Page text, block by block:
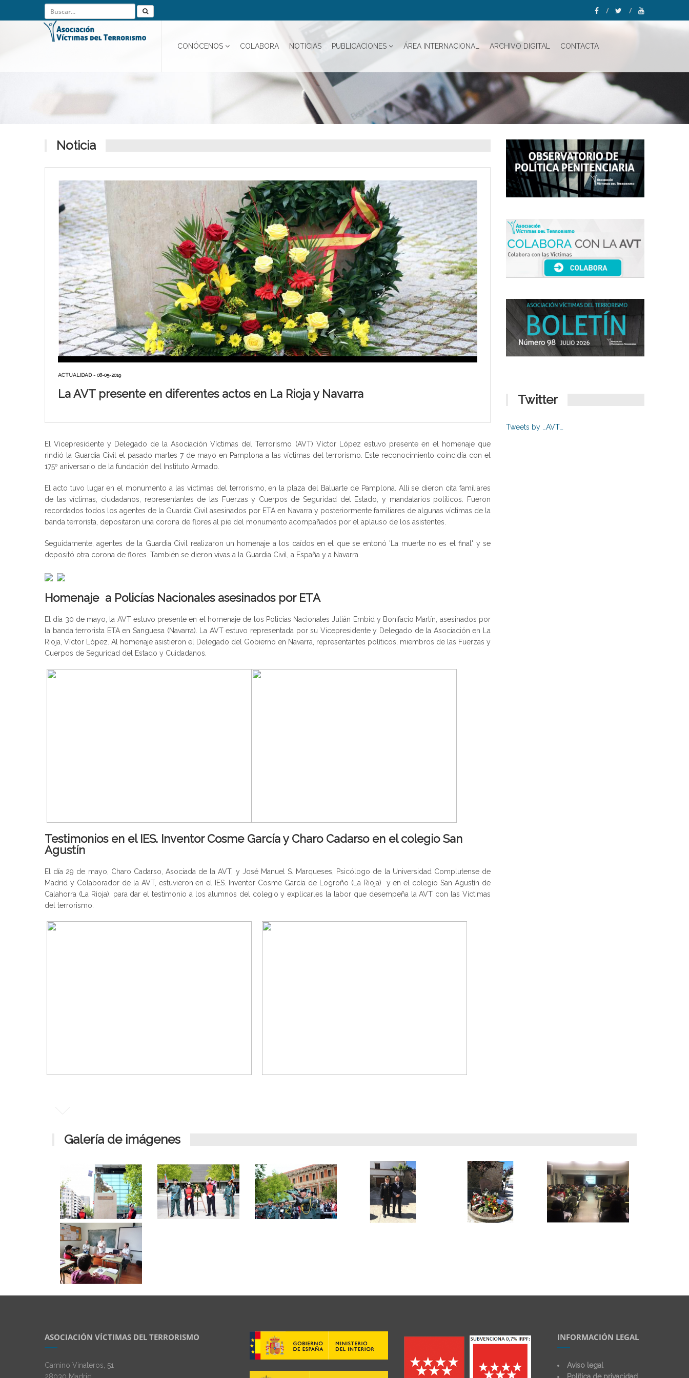
CONÓCENOS COLABORA NOTICIAS PUBLICACIONES ÁREA INTERNACIONAL ARCHIVO DIGITAL CONTACTA
Noticia
ACTUALIDAD - 08-05-2019
La AVT presente en diferentes actos en La Rioja y Navarra
El Vicepresidente y Delegado de la Asociación Víctimas del Terrorismo (AVT) Víctor López estuvo presente en el homenaje que
rindió la Guardia Civil el pasado martes 7 de mayo en Pamplona a las víctimas del terrorismo. Este reconocimiento coincidía con el
175º aniversario de la fundación del Instituto Armado.
El acto tuvo lugar en el monumento a las víctimas del terrorismo, en la plaza del Baluarte de Pamplona. Allí se dieron cita familiares
de las víctimas, ciudadanos, representantes de las Fuerzas y Cuerpos de Seguridad del Estado, y mandatarios políticos. Fueron
recordados todos los agentes de la Guardia Civil asesinados por ETA en Navarra y posteriormente familiares de algunas víctimas de la
banda terrorista, depositaron una corona de flores al pie del monumento acompañados por el aplauso de los asistentes.
Seguidamente, agentes de la Guardia Civil realizaron un homenaje a los caídos en el que se entonó 'La muerte no es el final' y se
depositó otra corona de flores. También se dieron vivas a la Guardia Civil, a España y a Navarra.
Homenaje a Policías Nacionales asesinados por ETA
El día 30 de mayo, la AVT estuvo presente en el homenaje de los Policías Nacionales Julián Embid y Bonifacio Martín, asesinados por
la banda terrorista ETA en Sangüesa (Navarra). La AVT estuvo representada por su Vicepresidente y Delegado de la Asociación en La
Rioja, Víctor López. Al homenaje asistieron el Delegado del Gobierno en Navarra, representantes políticos, miembros de las Fuerzas y
Cuerpos de Seguridad del Estado y Cuidadanos.
Testimonios en el IES. Inventor Cosme García y Charo Cadarso en el colegio San
Agustín
El día 29 de mayo, Charo Cadarso, Asociada de la AVT, y José Manuel S. Marqueses, Psicólogo de la Universidad Complutense de
Madrid y Colaborador de la AVT, estuvieron en el IES. Inventor Cosme García de Logroño (La Rioja) y en el colegio San Agustín de
Calahorra (La Rioja), para dar el testimonio a los alumnos del colegio y explicarles la labor que desempeña la AVT con las Víctimas
del terrorismo.
Twitter
Tweets by _AVT_
Galería de imágenes
ASOCIACIÓN VÍCTIMAS DEL TERRORISMO
Camino Vinateros, 51
INFORMACIÓN LEGAL
Aviso legal